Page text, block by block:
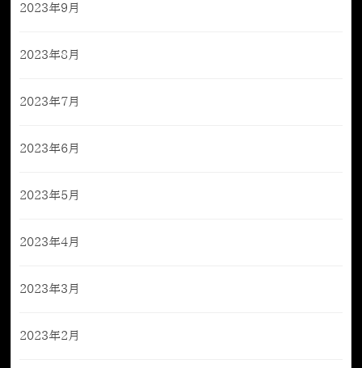
2023年9月
2023年8月
2023年7月
2023年6月
2023年5月
2023年4月
2023年3月
2023年2月